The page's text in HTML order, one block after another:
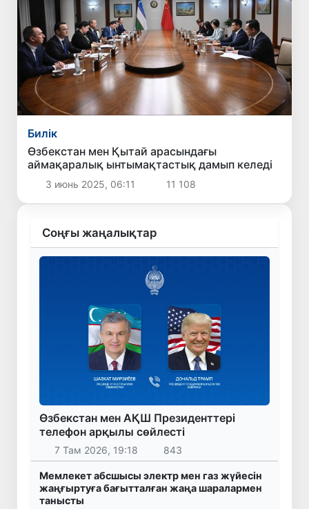
Билік
Өзбекстан мен Қытай арасындағы
аймақаралық ынтымақтастық дамып келеді
3 июнь 2025, 06:11 11 108
Соңғы жаңалықтар
Өзбекстан мен АҚШ Президенттері
телефон арқылы сөйлесті
7 Там 2026, 19:18 843
Мемлекет абсшысы электр мен газ жүйесін
жаңғыртуға бағытталған жаңа шаралармен
танысты